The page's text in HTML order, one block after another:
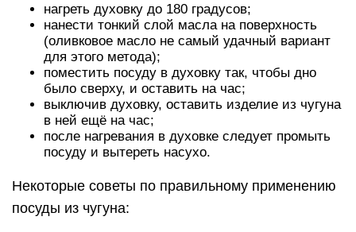
нагреть духовку до 180 градусов;
нанести тонкий слой масла на поверхность
(оливковое масло не самый удачный вариант
для этого метода);
поместить посуду в духовку так, чтобы дно
было сверху, и оставить на час;
выключив духовку, оставить изделие из чугуна
в ней ещё на час;
после нагревания в духовке следует промыть
посуду и вытереть насухо.
Некоторые советы по правильному применению
посуды из чугуна: